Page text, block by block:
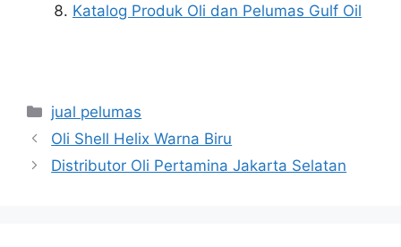
Katalog Produk Oli dan Pelumas Gulf Oil
jual pelumas
Oli Shell Helix Warna Biru
Distributor Oli Pertamina Jakarta Selatan